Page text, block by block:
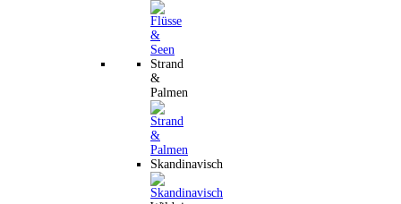
Strand
&
Palmen
Skandinavisch